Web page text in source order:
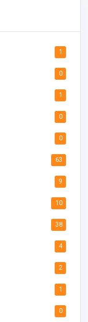
1
0
1
0
0
63
9
10
38
4
2
1
0